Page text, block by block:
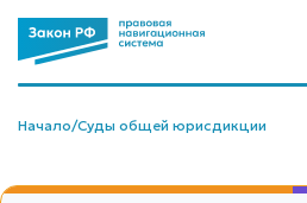
Начало/Суды общей юрисдикции